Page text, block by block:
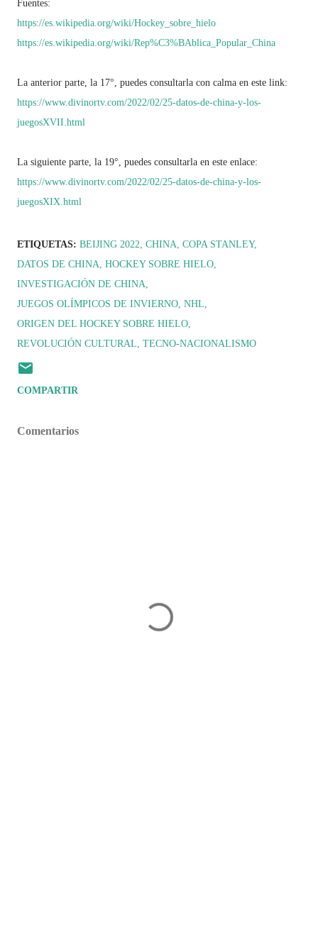
Fuentes:
https://es.wikipedia.org/wiki/Hockey_sobre_hielo
https://es.wikipedia.org/wiki/Rep%C3%BAblica_Popular_China
La anterior parte, la 17°, puedes consultarla con calma en este link:
https://www.divinortv.com/2022/02/25-datos-de-china-y-los-
juegosXVII.html
La siguiente parte, la 19°, puedes consultarla en este enlace:
https://www.divinortv.com/2022/02/25-datos-de-china-y-los-
juegosXIX.html
ETIQUETAS: BEIJING 2022 CHINA COPA STANLEY
DATOS DE CHINA HOCKEY SOBRE HIELO
INVESTIGACIÓN DE CHINA
JUEGOS OLÍMPICOS DE INVIERNO NHL
ORIGEN DEL HOCKEY SOBRE HIELO
REVOLUCIÓN CULTURAL TECNO-NACIONALISMO
COMPARTIR
Comentarios